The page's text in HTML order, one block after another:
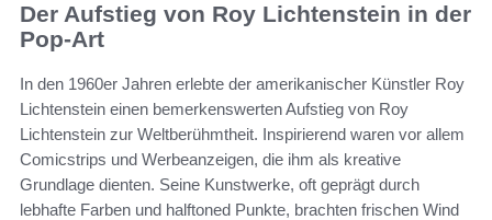
Der Aufstieg von Roy Lichtenstein in der
Pop-Art
In den 1960er Jahren erlebte der amerikanischer Künstler Roy
Lichtenstein einen bemerkenswerten Aufstieg von Roy
Lichtenstein zur Weltberühmtheit. Inspirierend waren vor allem
Comicstrips und Werbeanzeigen, die ihm als kreative
Grundlage dienten. Seine Kunstwerke, oft geprägt durch
lebhafte Farben und halftoned Punkte, brachten frischen Wind